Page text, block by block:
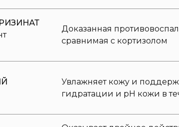
Увлажняет кожу и
гидратации и рН кожи в
Доказанная
сравнимая с кортизолом